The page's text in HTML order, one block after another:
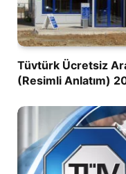
Tüvtürk Ücretsiz
(Resimli Anlatım)